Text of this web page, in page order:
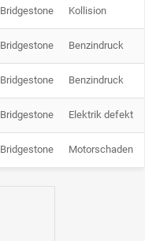
Bridgestone Kollision
Bridgestone Benzindruck
Bridgestone Benzindruck
Bridgestone Elektrik defekt
Bridgestone Motorschaden